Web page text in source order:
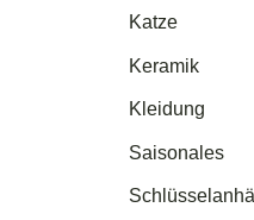
Katze
Keramik
Kleidung
Saisonales